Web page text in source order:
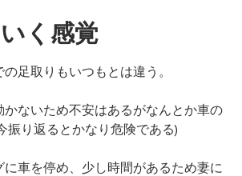
く感覚
足取りもいつもとは違う。
かないため不安はあるがなんとか車の
振り返るとかなり危険である)
に車を停め、少し時間があるため妻に